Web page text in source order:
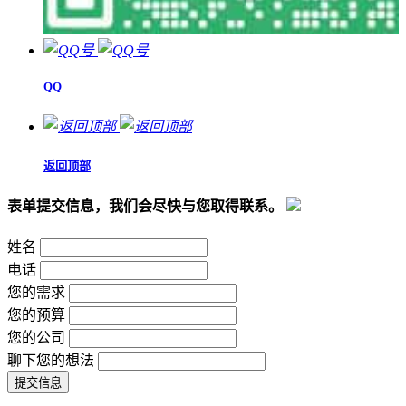
QQ
返回顶部
表单提交信息，我们会尽快与您取得联系。
姓名
电话
您的需求
您的预算
您的公司
聊下您的想法